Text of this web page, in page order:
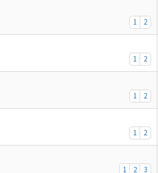
1 2
1 2
1 2
1 2
1 2 3